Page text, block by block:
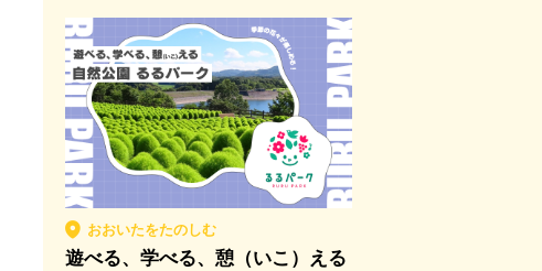
おおいたをたのしむ
遊べる、学べる、憩（いこ）える